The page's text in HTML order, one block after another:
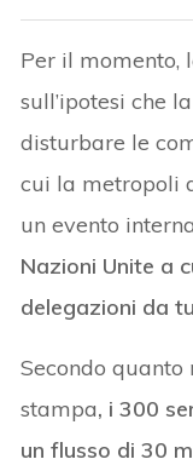
Per il momento,
sull’ipotesi che
disturbare le
cui la metropoli
un evento
Nazioni Unite a
delegazioni da
Secondo
stampa, i 300
un flusso di 30